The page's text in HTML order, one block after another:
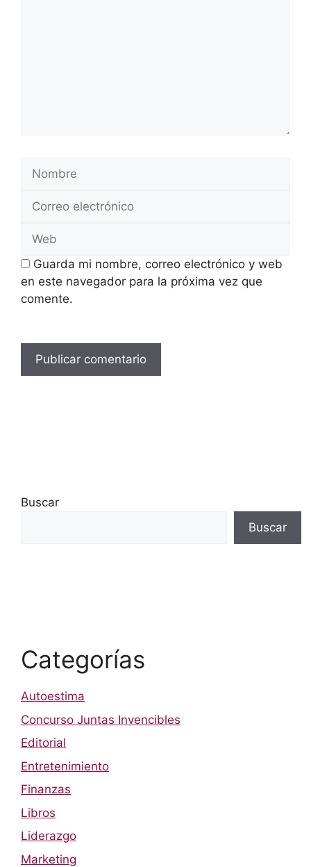
Nombre
Correo
Web
Guarda mi nombre, correo electrónico y web
en este navegador para la próxima vez que
comente.
Buscar
Buscar
Categorías
Autoestima
Concurso Juntas Invencibles
Editorial
Entretenimiento
Finanzas
Libros
Liderazgo
Marketing